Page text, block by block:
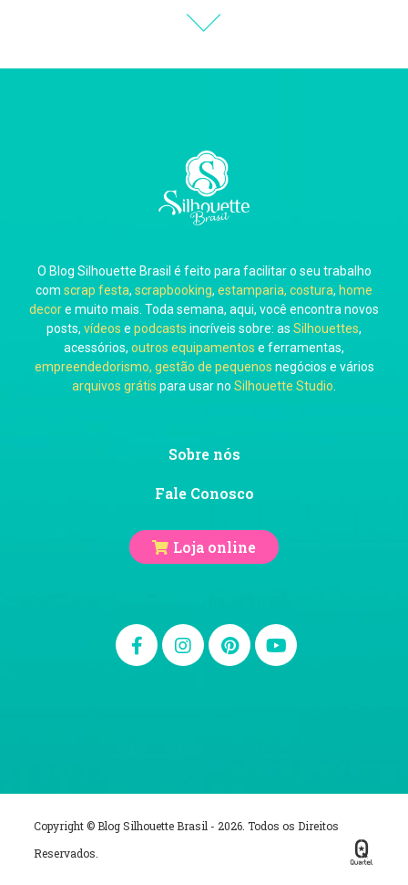
Carla Eschberger
Carol Pessoa
Ju Mirthes
O Blog Silhouette Brasil é feito para facilitar o seu trabalho
com scrap festa, scrapbooking, estamparia, costura, home
decore muito mais. Toda semana, aqui, você encontra novos
posts, vídeos e podcasts incríveis sobre: as Silhouettes,
acessórios, outros equipamentos e ferramentas,
empreendedorismo, gestão de pequenos negócios e vários
arquivos grátis para usar no Silhouette Studio
Sobre nós
Fale Conosco
Loja online
Copyright © Blog Silhouette Brasil - 2026. Todos os Direitos
Reservados.